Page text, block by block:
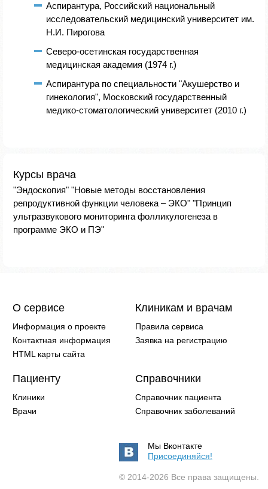
Аспирантура, Российский национальный
исследовательский медицинский университет им.
Н.И. Пирогова
Северо-осетинская государственная
медицинская академия (1974 г.)
Аспирантура по специальности "Акушерство и
гинекология", Московский государственный
медико-стоматологический университет (2010 г.)
Курсы врача
"Эндоскопия" "Новые методы восстановления
репродуктивной функции человека – ЭКО" "Принцип
ультразвукового мониторинга фолликулогенеза в
программе ЭКО и ПЭ"
О сервисе
Информация о проекте
Контактная информация
HTML карты сайта
Клиникам и врачам
Правила сервиса
Заявка на регистрацию
Пациенту
Клиники
Врачи
Справочники
Справочник пациента
Справочник заболеваний
Мы Вконтакте
Присоединяйся!
© 2014-2026 Все права защищены.